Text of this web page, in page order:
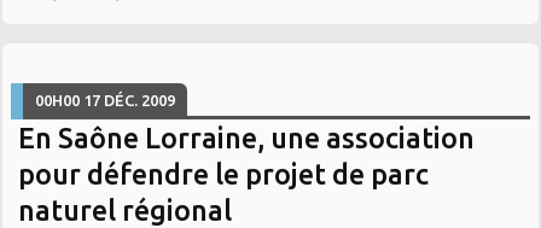
00H00 17 DÉC. 2009
En Saône Lorraine, une association
pour défendre le projet de parc
naturel régional